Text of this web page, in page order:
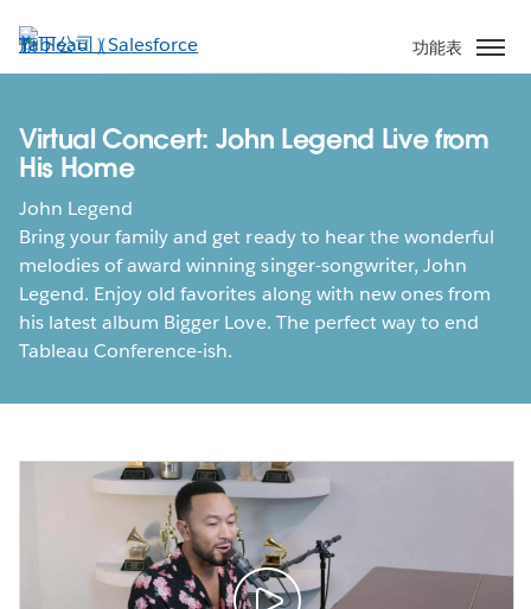
至
主
容
功能表
Virtual Concert: John Legend Live from
His Home
John Legend
Bring your family and get ready to hear the wonderful
melodies of award winning singer-songwriter, John
Legend. Enjoy old favorites along with new ones from
his latest album Bigger Love. The perfect way to end
Tableau Conference-ish.